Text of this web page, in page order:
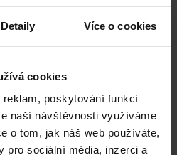
Detaily Více o cookies
cookies
reklam, poskytování funkcí
naší návštěvnosti využíváme
o tom, jak náš web používáte,
pro sociální média, inzerci a
u vás
do košíku
hadice pro INTEX Krystal
solinátorem 26680